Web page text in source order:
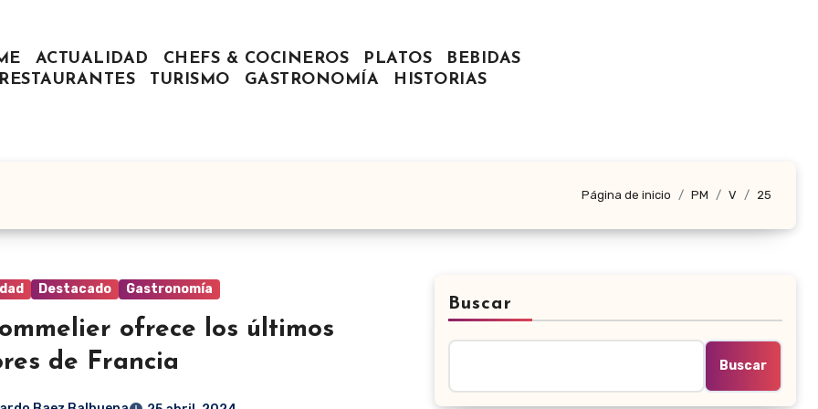
ACTUALIDAD CHEFS & COCINEROS PLATOS
BEBIDAS
RESTAURANTES
TURISMO GASTRONOMÍA HISTORIAS
Página de inicio PM V 25
Destacado Gastronomía
ofrece los últimos
de Francia
Buscar
Buscar